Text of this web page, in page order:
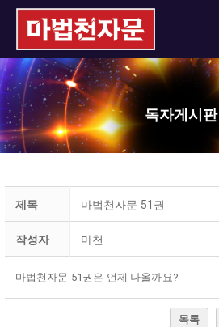
독자게시판
제목 마법천자문 51권
작성자 마천
마법천자문 51권은 언제 나올까요?
목록